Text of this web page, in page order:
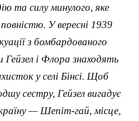
та силу минулого, яке
повністю. У вересні 1939
з бомбардованого
і Флора знаходять
у селі Бінсі. Щоб
сестру, Гейзел вигадує
— Шепіт-гай, місце,